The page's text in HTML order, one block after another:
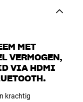
MET
VERMOGEN,
VIA HDMI
krachtig